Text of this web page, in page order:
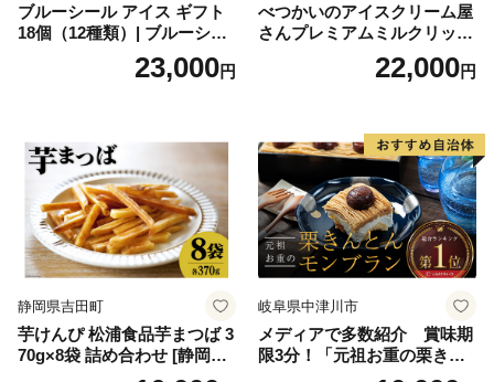
ブルーシール アイス ギフト
18個（12種類）| ブルーシー
ルアイス ブルーシールアイ
スクリーム 着日指定可能 送
誕生日 カップ 詰め合わせ バ
ラエティ | バニラ チョコレー
ト ストロベリー ピスタチオ
バニラ＆クッキー ウベ 沖縄
紅イモ 塩ちんすこう 沖縄シ
ークヮーサー 沖縄黒糖 琉球
ロイヤルミルクティ 沖縄パ
イン
23,000円
べつかいのアイスクリーム屋
さんプレミアムミルクリッチ
12個（AP-01）（ 北海道アイ
ス 北海道産アイス アイス ア
道産アイス 道産アイスクリ
ーム ギフト 詰合せ 詰め合わ
せ ふるさと納税 ）
22,000円
静岡県吉田町
芋けんぴ 松浦食品芋まつば 3
70g×8袋 詰め合わせ [静岡伊
勢丹(松浦食品) 静岡県 吉田町
岐阜県中津川市
メディアで多数紹介 賞味期
限3分！「元祖お重の栗きん
とんモンブラン」 【未来の